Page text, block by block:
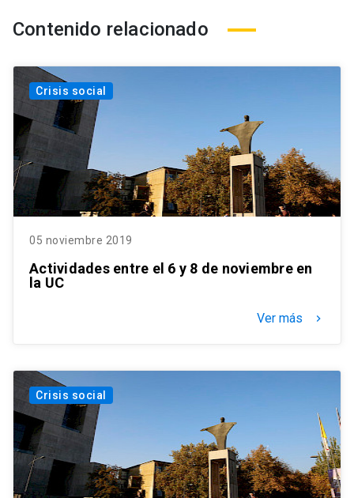
Contenido relacionado
Crisis social
05 noviembre 2019
Actividades entre el 6 y 8 de noviembre en
la UC
Ver más keyboard_arrow_right
Crisis social